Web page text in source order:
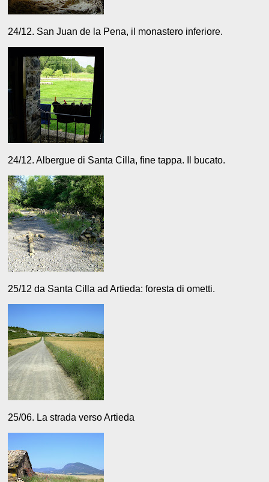
24/12. San Juan de la Pena, il monastero inferiore.
24/12. Albergue di Santa Cilla, fine tappa. Il bucato.
25/12 da Santa Cilla ad Artieda: foresta di ometti.
25/06. La strada verso Artieda